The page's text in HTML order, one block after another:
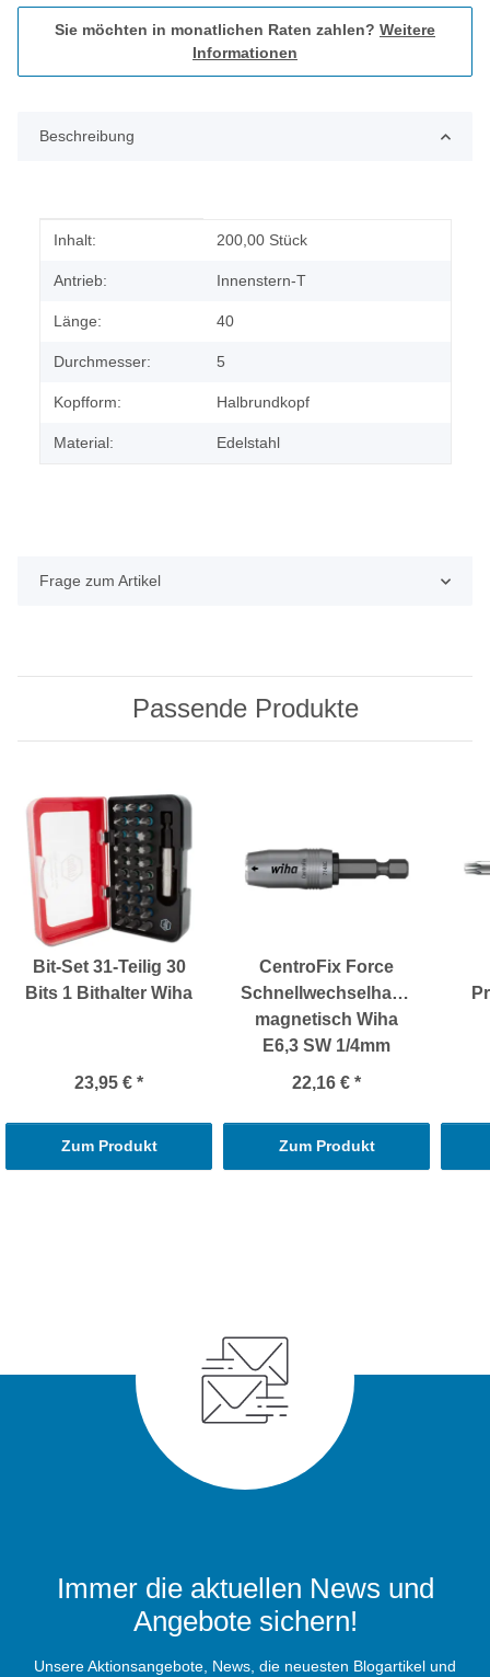
Sie möchten in monatlichen Raten zahlen? Weitere
Informationen
Beschreibung
Produkteigenschaft
Wert
Inhalt: 200,00 Stück
Antrieb: Innenstern-T
Länge: 40
Durchmesser: 5
Kopfform: Halbrundkopf
Material: Edelstahl
Frage zum Artikel
Passende Produkte
Bit-Set 31-Teilig 30
Bits 1 Bithalter Wiha
23,95 € *
Zum Produkt
CentroFix Force
Schnellwechselhalter
magnetisch Wiha
E6,3 SW 1/4mm
22,16 € *
Zum Produkt
Immer die aktuellen News und
Angebote sichern!
Unsere Aktionsangebote, News, die neuesten Blogartikel und